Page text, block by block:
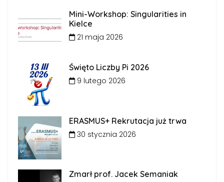
Mini-Workshop: Singularities in
Kielce
21 maja 2026
Święto Liczby Pi 2026
9 lutego 2026
ERASMUS+ Rekrutacja już trwa
30 stycznia 2026
Zmarł prof. Jacek Semaniak